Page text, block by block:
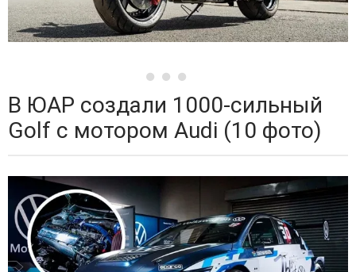
В ЮАР создали 1000-сильный
Golf с мотором Audi (10 фото)